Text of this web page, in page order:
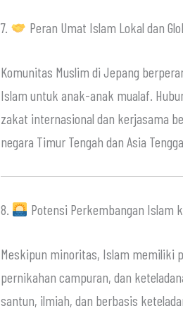
7. Peran Umat Islam Lokal dan
Komunitas Muslim di Jepang
Islam untuk anak-anak mualaf.
zakat internasional dan kerjasama
negara Timur Tengah dan Asia
8. Potensi Perkembangan Islam
Meskipun minoritas, Islam memiliki
pernikahan campuran, dan
santun, ilmiah, dan berbasis